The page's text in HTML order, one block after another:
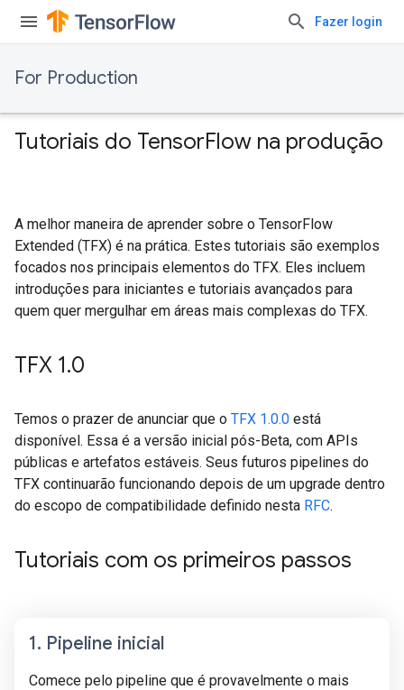
Fazer login
For Production
Tutoriais do TensorFlow na produção
A melhor maneira de aprender sobre o TensorFlow
Extended (TFX) é na prática. Estes tutoriais são exemplos
focados nos principais elementos do TFX. Eles incluem
introduções para iniciantes e tutoriais avançados para
quem quer mergulhar em áreas mais complexas do TFX.
TFX 1.0
Temos o prazer de anunciar que o TFX 1.0.0 está
disponível. Essa é a versão inicial pós-Beta, com APIs
públicas e artefatos estáveis. Seus futuros pipelines do
TFX continuarão funcionando depois de um upgrade dentro
do escopo de compatibilidade definido nesta RFC.
Tutoriais com os primeiros passos
1. Pipeline inicial
Comece pelo pipeline que é provavelmente o mais